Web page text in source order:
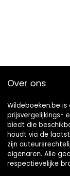
Over ons
Wildeboeken.be
prijsvergelijkings-
biedt die
houdt via de
zijn
eigenaren. Alle
respectievelijke